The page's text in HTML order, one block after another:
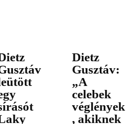
Dietz
Gusztáv:
„A
celebek
véglények
, akiknek